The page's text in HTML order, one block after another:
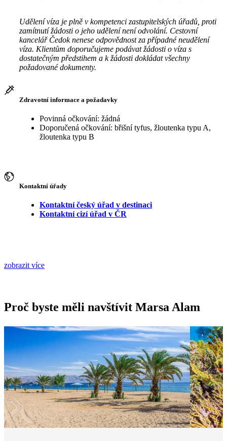
Udělení víza je plně v kompetenci zastupitelských úřadů, proti
zamítnutí žádosti o jeho udělení není odvolání. Cestovní
kancelář Čedok nenese odpovědnost za případné neudělení
víza. Klientům doporučujeme podávat žádosti o víza s
dostatečným předstihem a k žádosti dokládat všechny
požadované dokumenty.
Zdravotní informace a požadavky
Povinná očkování: žádná
Doporučená očkování: břišní tyfus, žloutenka typu A,
žloutenka typu B
Kontaktní úřady
Kontaktní český úřad v destinaci
Kontaktní cizí úřad v ČR
zobrazit více
Proč byste měli navštívit Marsa Alam